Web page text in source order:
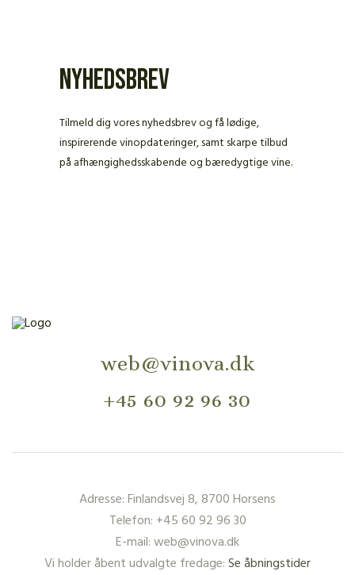
Nyhedsbrev
Tilmeld dig vores nyhedsbrev og få lødige,
inspirerende vinopdateringer, samt skarpe tilbud
på afhængighedsskabende og bæredygtige vine.
web@vinova.dk
+45 60 92 96 30
Adresse: Finlandsvej 8, 8700 Horsens
Telefon: +45 60 92 96 30
E-mail: web@vinova.dk
Vi holder åbent udvalgte fredage:Se åbningstider